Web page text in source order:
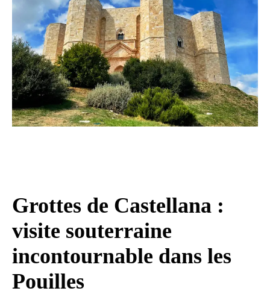
Grottes de Castellana :
visite souterraine
incontournable dans les
Pouilles